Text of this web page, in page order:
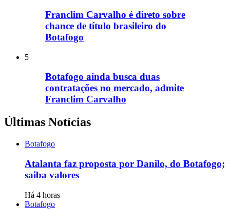
Franclim Carvalho é direto sobre
chance de título brasileiro do
Botafogo
5
Botafogo ainda busca duas
contratações no mercado, admite
Franclim Carvalho
Últimas Notícias
Botafogo
Atalanta faz proposta por Danilo, do Botafogo;
saiba valores
Há 4 horas
Botafogo